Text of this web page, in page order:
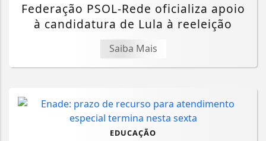
Federação PSOL-Rede oficializa apoio
à candidatura de Lula à reeleição
Saiba Mais
EDUCAÇÃO